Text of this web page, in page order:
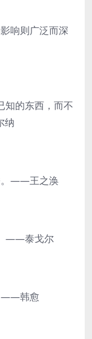
响则广泛而深
的东西，而不
纳
——王之涣
——泰戈尔
——韩愈